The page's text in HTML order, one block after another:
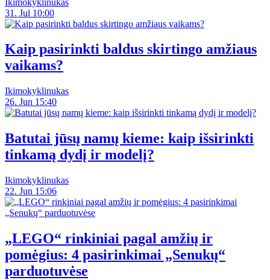
31. Jul 10:00
Kaip pasirinkti baldus skirtingo amžiaus
vaikams?
Ikimokyklinukas
26. Jun 15:40
Batutai jūsų namų kieme: kaip išsirinkti
tinkamą dydį ir modelį?
Ikimokyklinukas
22. Jun 15:06
„LEGO“ rinkiniai pagal amžių ir
pomėgius: 4 pasirinkimai „Senukų“
parduotuvėse